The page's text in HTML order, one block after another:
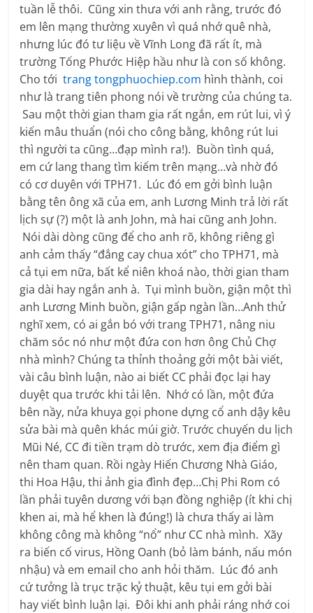
tuần lễ thôi. Cũng xin thưa với anh rằng, trước đó
em lên mạng thường xuyên vì quá nhớ quê nhà,
nhưng lúc đó tư liệu về Vĩnh Long đã rất ít, mà
trường Tống Phước Hiệp hầu như là con số không.
Cho tớitrang tongphuochiep.com hình thành, coi
như là trang tiên phong nói về trường của chúng ta.
Sau một thời gian tham gia rất ngắn, em rút lui, vì ý
kiến mâu thuẩn (nói cho công bằng, không rút lui
thì người ta cũng…đạp mình ra!). Buồn tình quá,
em cứ lang thang tìm kiếm trên mạng…và nhờ đó
có cơ duyên với TPH71. Lúc đó em gởi bình luận
bằng tên ông xã của em, anh Lương Minh trả lời rất
lịch sự (?) một là anh John, mà hai cũng anh John.
Nói dài dòng cũng để cho anh rõ, không riêng gì
anh cảm thấy “đắng cay chua xót” cho TPH71, mà
cả tụi em nữa, bất kể niên khoá nào, thời gian tham
gia dài hay ngắn anh à. Tụi mình buồn, giận một thì
anh Lương Minh buồn, giận gấp ngàn lần…Anh thử
nghĩ xem, có ai gắn bó với trang TPH71, nâng niu
chăm sóc nó như một đứa con hơn ông Chủ Chợ
nhà mình? Chúng ta thỉnh thoảng gởi một bài viết,
vài câu bình luận, nào ai biết CC phải đọc lại hay
duyệt qua trước khi tải lên. Nhớ có lần, một đứa
bên nầy, nửa khuya gọi phone dựng cổ anh dậy kêu
sửa bài mà quên khác múi giờ. Trước chuyến du lịch
Mũi Né, CC đi tiền trạm dò trước, xem địa điểm gì
nên tham quan. Rồi ngày Hiến Chương Nhà Giáo,
thi Hoa Hậu, thi ảnh gia đình đẹp…Chị Phi Rom có
lần phải tuyên dương với bạn đồng nghiệp (ít khi chị
khen ai, mà hể khen là đúng!) là chưa thấy ai làm
không công mà không “nổ” như CC nhà mình. Xãy
ra biến cố virus, Hồng Oanh (bỏ làm bánh, nấu món
nhậu) và em email cho anh hỏi thăm. Lúc đó anh
cứ tưởng là trục trặc kỷ thuật, kêu tụi em gởi bài
hay viết bình luận lại. Đôi khi anh phải ráng nhớ coi